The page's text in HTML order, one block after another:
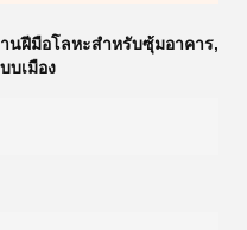
านฝีมือโลหะสำหรับซุ้มอาคาร,
บเมือง